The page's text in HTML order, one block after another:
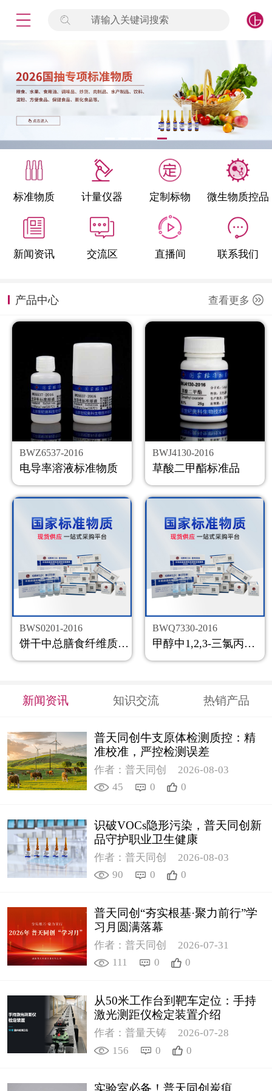
请输入关键词搜索
标准物质 计量仪器 定制标物 微生物质控品
新闻资讯 交流区 直播间 联系我们
产品中心 查看更多
BWZ6537-2016
电导率溶液标准物质
BWJ4130-2016
草酸二甲酯标准品
BWS0201-2016
饼干中总膳食纤维质控样品
BWQ7330-2016
甲醇中1,2,3-三氯丙烷溶液标准物质
新闻资讯 知识交流 热销产品
普天同创牛支原体检测质控：精
准校准，严控检测误差
作者：普天同创
2026-08-03
45
0 0
识破VOCs隐形污染，普天同创新
品守护职业卫生健康
作者：普天同创
2026-08-03
90
0 0
普天同创“夯实根基·聚力前行”学
习月圆满落幕
作者：普天同创
2026-07-31
111
0 0
从50米工作台到靶车定位：手持
激光测距仪检定装置介绍
作者：普量天铸
2026-07-28
156
0 0
标准物质
产品专项
微生物检测/质控品
定制标物
定制仪器
新闻资讯
公司主页
购物车
会员中心
联系我们
返回主页